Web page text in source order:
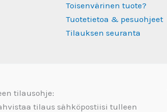
Toisenvärinen tuote?
Tuotetietoa & pesuohjeet
Tilauksen seuranta
tilausohje:
tilaus sähköpostiisi tulleen